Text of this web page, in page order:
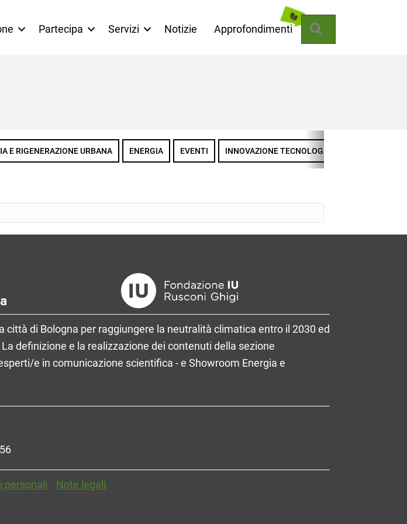
Partecipa Servizi Notizie Approfondimenti
E RIGENERAZIONE URBANA ENERGIA EVENTI INNOVAZIONE TECNOLOGICA
di Bologna per raggiungere la neutralità climatica entro il 2030 ed
definizione e la realizzazione dei contenuti della sezione
e in comunicazione scientifica - e Showroom Energia e
personali Note legali